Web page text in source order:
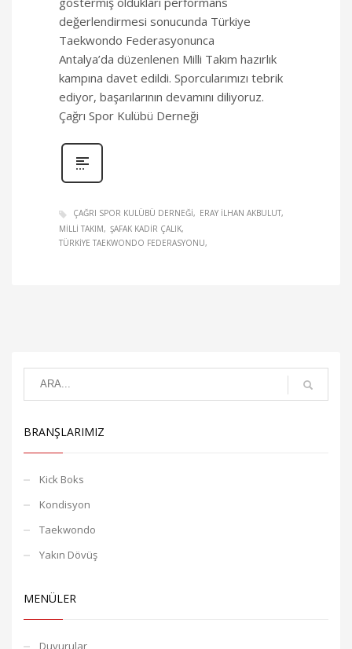
değerlendirmesi sonucunda Türkiye
Taekwondo Federasyonunca
Antalya’da düzenlenen Milli Takım hazırlık
kampına davet edildi. Sporcularımızı tebrik
ediyor, başarılarının devamını diliyoruz.
Çağrı Spor Kulübü Derneği
ÇAĞRI SPOR KULÜBÜ DERNEĞI
ERAY ILHAN AKBULUT
MILLI TAKIM
ŞAFAK KADIR ÇALIK
TÜRKIYE TAEKWONDO FEDERASYONU
BRANŞLARIMIZ
Kick Boks
Kondisyon
Taekwondo
Yakın Dövüş
MENÜLER
Duyurular